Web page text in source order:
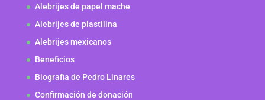
Alebrijes de papel mache
Alebrijes de plastilina
Alebrijes mexicanos
Beneficios
Biografia de Pedro Linares
Confirmación de donación